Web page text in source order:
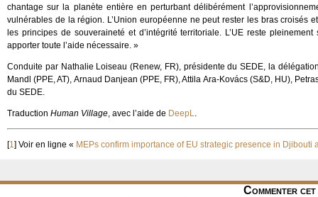
chantage sur la planète entière en perturbant délibérément
vulnérables de la région. L’Union européenne ne peut rester les bras croisés
les principes de souveraineté et d’intégrité territoriale. L’UE reste
apporter toute l’aide nécessaire. »
Conduite par Nathalie Loiseau (Renew, FR), présidente du SEDE, la
Mandl (PPE, AT), Arnaud Danjean (PPE, FR), Attila Ara-Kovács (S&D, HU),
du SEDE.
Traduction Human Village, avec l’aide de DeepL.
[1] Voir en ligne « MEPs confirm importance of EU strategic presence in
Commenter